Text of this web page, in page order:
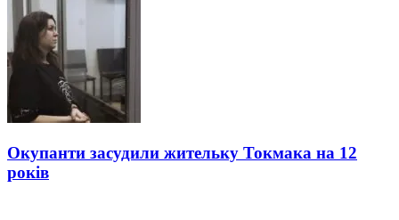
Окупанти засудили жительку Токмака на 12
років